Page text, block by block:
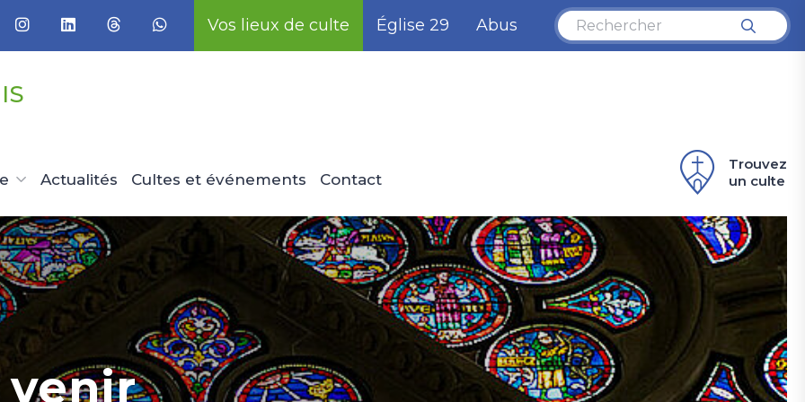
Vos lieux de culte Église 29 Abus
Actualités Cultes et événements Contact
Trouvez
un culte
le
veniret